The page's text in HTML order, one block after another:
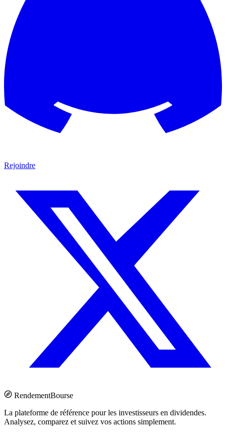
Rejoindre
RendementBourse
La plateforme de référence pour les investisseurs en dividendes.
Analysez, comparez et suivez vos actions simplement.